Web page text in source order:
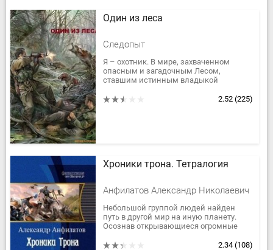
Один из леса
Следопыт
Я – охотник. В мире, захваченном
опасным и загадочным Лесом,
ставшим истинным владыкой
мутантов и хищников. Но иногда люди
2.52 (225)
Хроники трона. Тетралогия
Анфилатов Александр Николаевич
Небольшой группой людей найден
путь в другой мир на иную планету.
Осознав открывающиеся огромные
так и опасность подобных знаний,
2.34 (108)